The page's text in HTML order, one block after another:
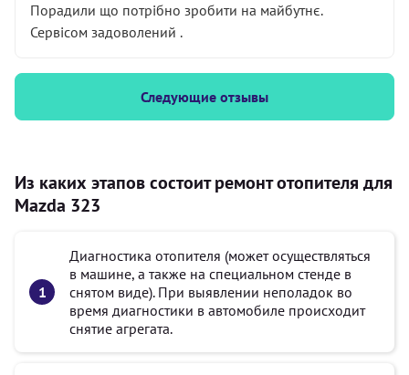
Порадили що потрібно зробити на майбутнє.
Сервісом задоволений .
Следующие отзывы
Из каких этапов состоит ремонт отопителя для
Mazda 323
Диагностика отопителя (может осуществляться
в машине, а также на специальном стенде в
снятом виде). При выявлении неполадок во
время диагностики в автомобиле происходит
снятие агрегата.